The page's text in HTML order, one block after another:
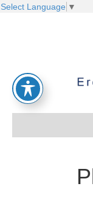
Select Language ▼